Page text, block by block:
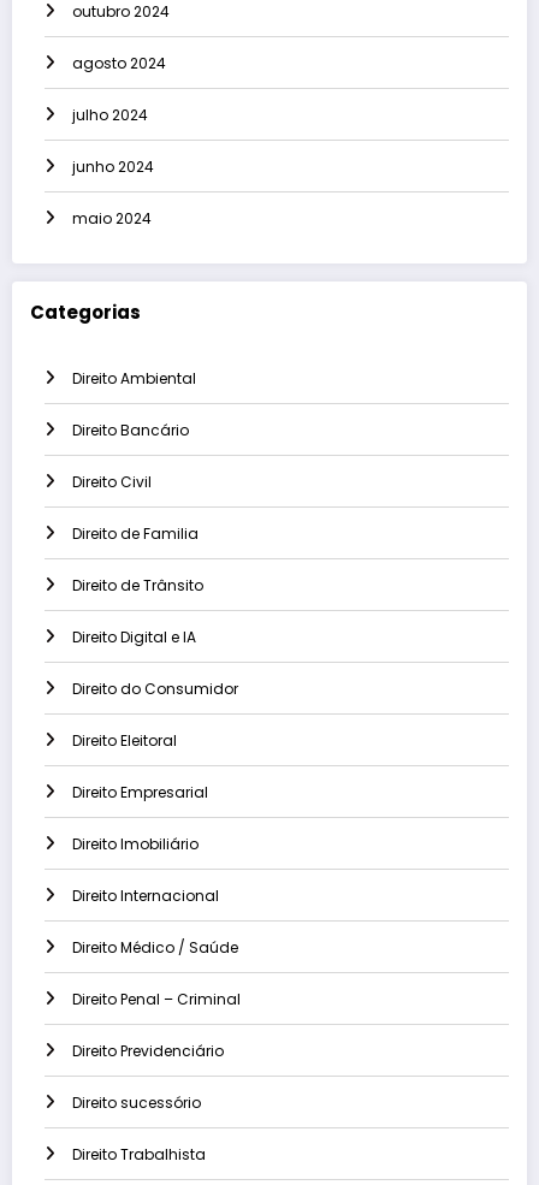
outubro 2024
agosto 2024
julho 2024
junho 2024
maio 2024
Categorias
Direito Ambiental
Direito Bancário
Direito Civil
Direito de Familia
Direito de Trânsito
Direito Digital e IA
Direito do Consumidor
Direito Eleitoral
Direito Empresarial
Direito Imobiliário
Direito Internacional
Direito Médico / Saúde
Direito Penal – Criminal
Direito Previdenciário
Direito sucessório
Direito Trabalhista